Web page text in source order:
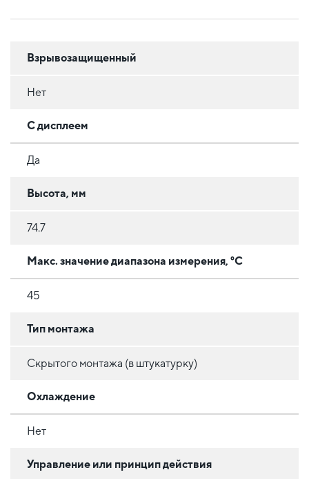
Взрывозащищенный
Нет
С дисплеем
Да
Высота, мм
74.7
Макс. значение диапазона измерения, °C
45
Тип монтажа
Скрытого монтажа (в штукатурку)
Охлаждение
Нет
Управление или принцип действия